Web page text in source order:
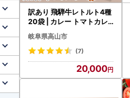
訳あり 飛騨牛レトルト4種
20袋 | カレー トマトカレ
ー ビーフシチュー DC001
VC13
岐阜県高山市
(7)
20,000